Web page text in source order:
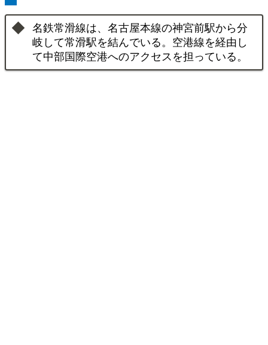
名鉄常滑線は、名古屋本線の神宮前駅から分
岐して常滑駅を結んでいる。空港線を経由し
て中部国際空港へのアクセスを担っている。